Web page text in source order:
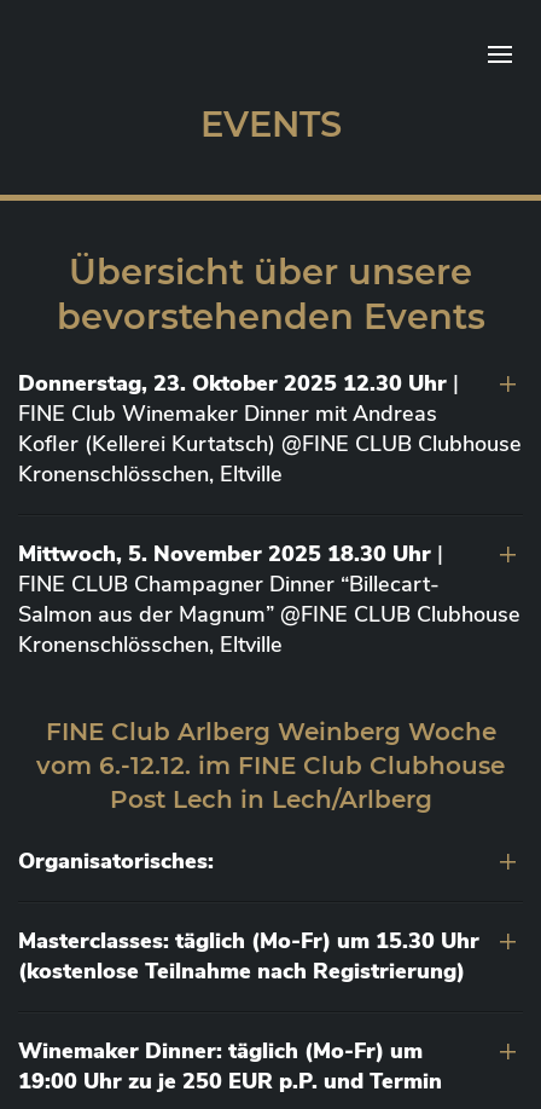
EVENTS
Übersicht über unsere
bevorstehenden Events
Donnerstag, 23. Oktober 2025 12.30 Uhr |
FINE Club Winemaker Dinner mit Andreas
Kofler (Kellerei Kurtatsch) @FINE CLUB Clubhouse
Kronenschlösschen, Eltville
Mittwoch, 5. November 2025 18.30 Uhr |
FINE CLUB Champagner Dinner “Billecart-
Salmon aus der Magnum” @FINE CLUB Clubhouse
Kronenschlösschen, Eltville
FINE Club Arlberg Weinberg Woche
vom 6.-12.12. im FINE Club Clubhouse
Post Lech in Lech/Arlberg
Organisatorisches:
Masterclasses: täglich (Mo-Fr) um 15.30 Uhr
(kostenlose Teilnahme nach Registrierung)
Winemaker Dinner: täglich (Mo-Fr) um
19:00 Uhr zu je 250 EUR p.P. und Termin